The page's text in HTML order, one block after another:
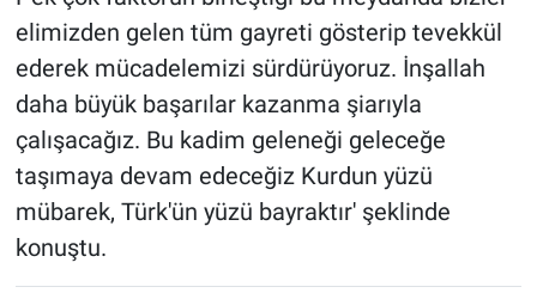
elimizden gelen tüm gayreti gösterip tevekkül
ederek mücadelemizi sürdürüyoruz. İnşallah
daha büyük başarılar kazanma şiarıyla
çalışacağız. Bu kadim geleneği geleceğe
taşımaya devam edeceğiz Kurdun yüzü
mübarek, Türk'ün yüzü bayraktır' şeklinde
konuştu.